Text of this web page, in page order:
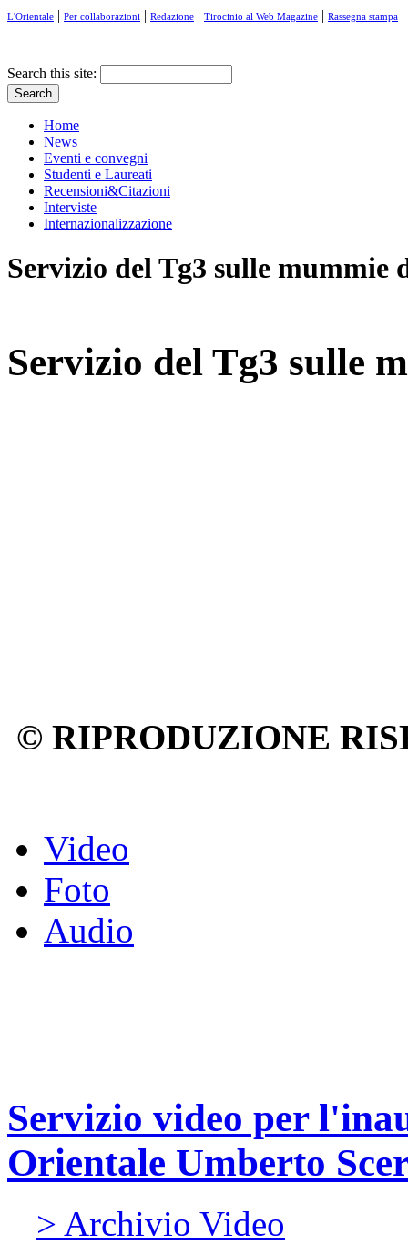
L'Orientale | Per collaborazioni | Redazione | Tirocinio al Web Magazine | Rassegna stampa
Search this site:
Home
News
Eventi e convegni
Studenti e Laureati
Recensioni&Citazioni
Interviste
Internazionalizzazione
Servizio del Tg3 sulle mummie
Servizio del Tg3 sulle
© RIPRODUZIONE
Video
Foto
Audio
Servizio video per
Orientale Umberto
> Archivio Video